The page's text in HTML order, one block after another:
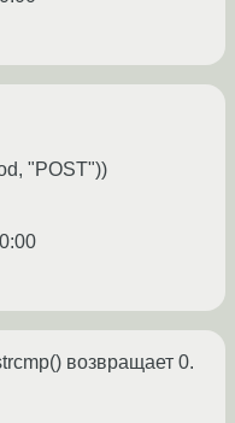
"POST"))
возвращает 0.